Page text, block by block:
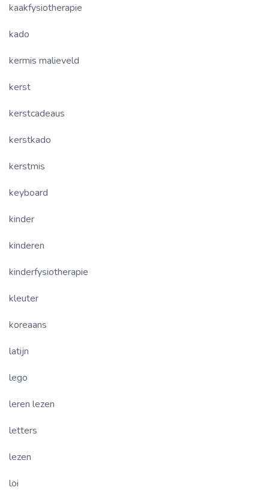
kaakfysiotherapie
kado
kermis malieveld
kerst
kerstcadeaus
kerstkado
kerstmis
keyboard
kinder
kinderen
kinderfysiotherapie
kleuter
koreaans
latijn
lego
leren lezen
letters
lezen
loi